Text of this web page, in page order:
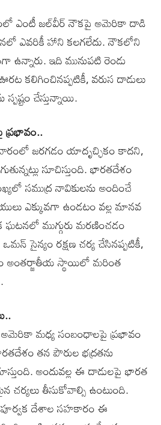
ఎంటీ జల్‌వీర్‌ నౌకపై అమెరికా దాడి
ఎవరికీ హాని కలగలేదు. నౌకలోని
ఉన్నారు. ఇది మునుపటి రెండు
కలిగించినప్పటికీ, వరుస దాడులు
చేస్తున్నాయి.
జరగడం యాదృచ్ఛికం కాదని,
సూచిస్తుంది. భారతదేశం
సముద్ర నావికులను అందించే
ఎక్కువగా ఉండటం వల్ల మానవ
ఘటనలో ముగ్గురు మరణించడం
ఒమన్‌ సైన్యం రక్షణ చర్య చేసినప్పటికీ,
అంతర్జాతీయ స్థాయిలో మరింత
మధ్య సంబంధాలపై ప్రభావం
తన పౌరుల భద్రతను
అందువల్ల ఈ దాడులపై భారత
చర్యలు తీసుకోవాల్సి ఉంటుంది.
దేశాల సహకారం ఈ